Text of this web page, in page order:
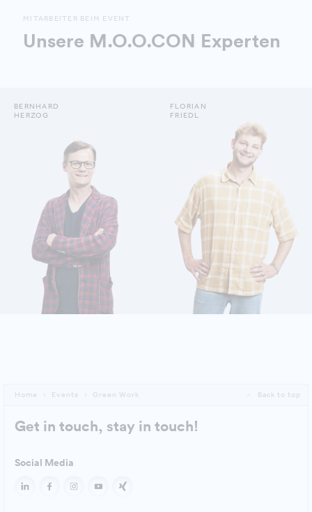
MITARBEITER BEIM EVENT
Unsere M.O.O.CON Experten
HERZOG BERNHARD
BERNHARD
HERZOG
FRIEDL FLORIAN
FLORIAN
FRIEDL
Home Events Green Work Back to top
Get in touch, stay in touch!
Social Media